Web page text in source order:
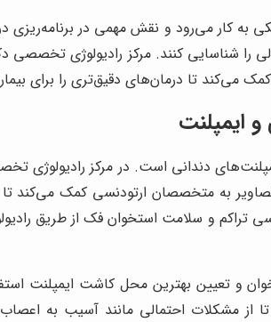
به کار می‌رود و نقش مهمی در برنامه‌ریزی
را شناسایی کنند. مرکز رادیولوژی
کمک می‌کند تا درمان‌های دقیق‌تری را برای
ایمپلنت
دندانی است. در مرکز رادیولوژی
به متخصصان ارتودنسی کمک می‌کند تا
و سلامت استخوان فک از طریق
و تعیین بهترین محل کاشت ایمپلنت
از مشکلات احتمالی مانند آسیب به